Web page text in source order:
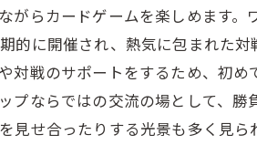
がらカードゲームを楽しめます。
的に開催され、熱気に包まれた
対戦のサポートをするため、初め
プならではの交流の場として、勝
見せ合ったりする光景も多く見ら